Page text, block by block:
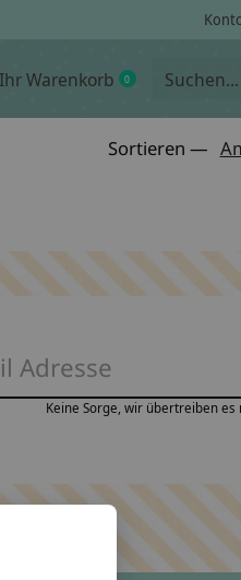
Ihr Warenkorb 0items
Sortieren —
Keine Sorge, wir übertreiben es